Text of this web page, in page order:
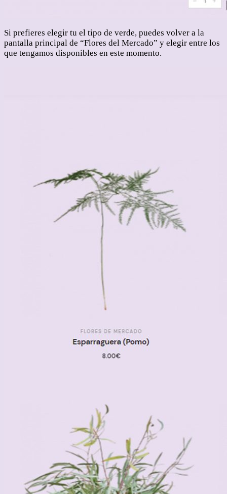
Si prefieres elegir tu el tipo de verde, puedes volver a la
pantalla principal de “Flores del Mercado” y elegir entre los
que tengamos disponibles en este momento.